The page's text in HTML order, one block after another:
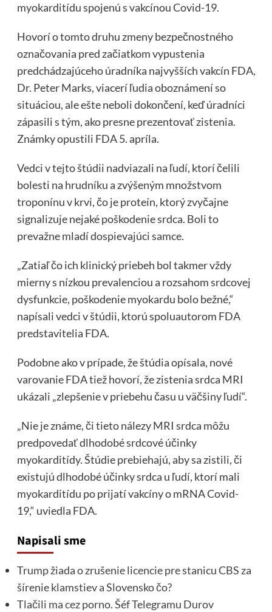
myokarditídu spojenú s vakcínou Covid-19.
Hovorí o tomto druhu zmeny bezpečnostného
označovania pred začiatkom vypustenia
predchádzajúceho úradníka najvyšších vakcín FDA,
Dr. Peter Marks, viacerí ľudia oboznámení so
situáciou, ale ešte neboli dokončení, keď úradníci
zápasili s tým, ako presne prezentovať zistenia.
Známky opustili FDA 5. apríla.
Vedci v tejto štúdii nadviazali na ľudí, ktorí čelili
bolesti na hrudníku a zvýšeným množstvom
troponínu v krvi, čo je proteín, ktorý zvyčajne
signalizuje nejaké poškodenie srdca. Boli to
prevažne mladí dospievajúci samce.
„Zatiaľ čo ich klinický priebeh bol takmer vždy
mierny s nízkou prevalenciou a rozsahom srdcovej
dysfunkcie, poškodenie myokardu bolo bežné,“
napísali vedci v štúdii, ktorú spoluautorom FDA
predstavitelia FDA.
Podobne ako v prípade, že štúdia opísala, nové
varovanie FDA tiež hovorí, že zistenia srdca MRI
ukázali „zlepšenie v priebehu času u väčšiny ľudí“.
„Nie je známe, či tieto nálezy MRI srdca môžu
predpovedať dlhodobé srdcové účinky
myokarditídy. Štúdie prebiehajú, aby sa zistili, či
existujú dlhodobé účinky srdca u ľudí, ktorí mali
myokarditídu po prijatí vakcíny o mRNA Covid-
19,“ uviedla FDA.
Napisali sme
Trump žiada o zrušenie licencie pre stanicu CBS za
šírenie klamstiev a Slovensko čo?
Tlačili ma cez porno. Šéf Telegramu Durov